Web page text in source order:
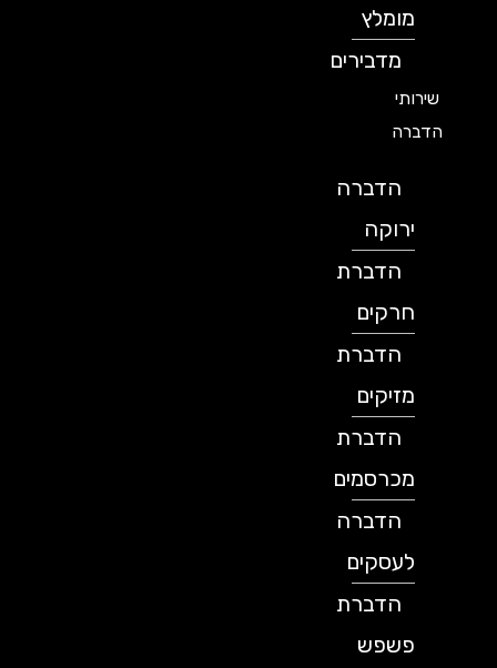
מומלץ
מדבירים
שירותי
הדברה
הדברה
ירוקה
הדברת
חרקים
הדברת
מזיקים
הדברת
מכרסמים
הדברה
לעסקים
הדברת
פשפש